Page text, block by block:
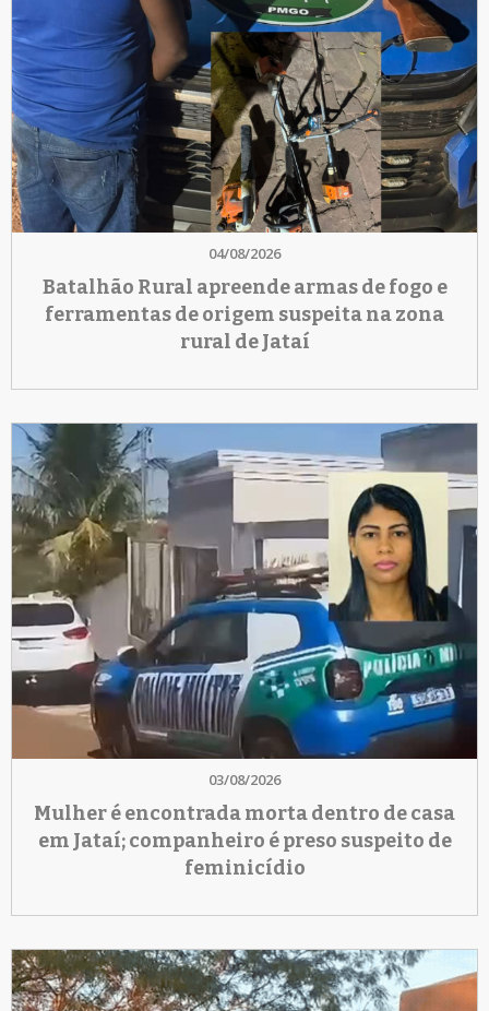
04/08/2026
Batalhão Rural apreende armas de fogo e
ferramentas de origem suspeita na zona
rural de Jataí
03/08/2026
Mulher é encontrada morta dentro de casa
em Jataí; companheiro é preso suspeito de
feminicídio